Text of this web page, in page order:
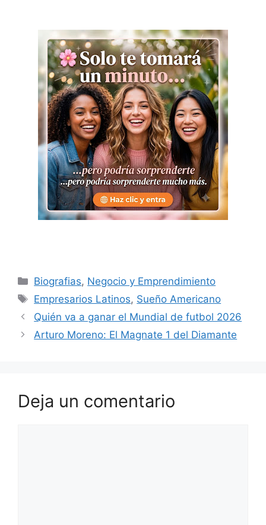
Categorías
Biografias, Negocio y Emprendimiento
Etiquetas
Empresarios Latinos, Sueño Americano
Quién va a ganar el Mundial de futbol 2026
Arturo Moreno: El Magnate 1 del Diamante
Deja un comentario